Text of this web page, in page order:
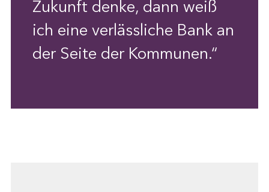
Zukunft denke, dann weiß
ich eine verlässliche Bank an
der Seite der Kommunen.“